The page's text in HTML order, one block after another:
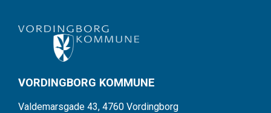
VORDINGBORG KOMMUNE
Valdemarsgade 43, 4760 Vordingborg